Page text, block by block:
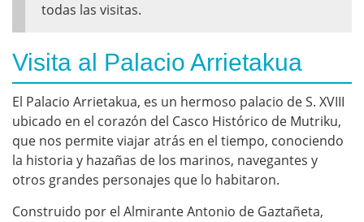
todas las visitas.
Visita al Palacio Arrietakua
El Palacio Arrietakua, es un hermoso palacio de S. XVIII
ubicado en el corazón del Casco Histórico de Mutriku,
que nos permite viajar atrás en el tiempo, conociendo
la historia y hazañas de los marinos, navegantes y
otros grandes personajes que lo habitaron.
Construido por el Almirante Antonio de Gaztañeta,